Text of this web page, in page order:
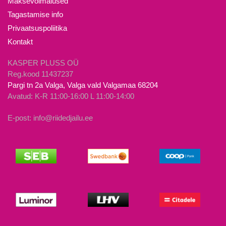
Tagastamise info
Privaatsuspoliitika
Kontakt
KASPER PLUSS OÜ
Reg.kood 11437237
Pargi tn 2a Valga, Valga vald Valgamaa 68204
Avatud: K-R 11:00-16:00 L 11:00-14:00
E-post: info@riidedjailu.ee